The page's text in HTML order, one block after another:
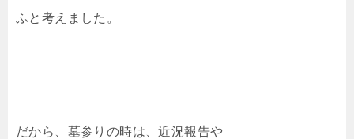
ふと考えました。
だから、墓参りの時は、近況報告や